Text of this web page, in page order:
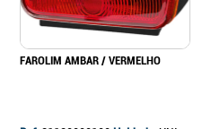
FAROLIM AMBAR / VERMELHO